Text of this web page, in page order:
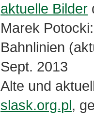
aktuelle Bilder
Marek
Bahnlinien
Sept. 2013
Alte und
slask.org.pl,